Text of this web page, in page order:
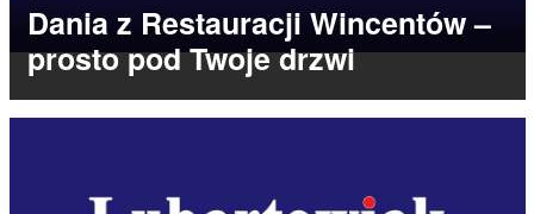
Dania z Restauracji Wincentów –
prosto pod Twoje drzwi